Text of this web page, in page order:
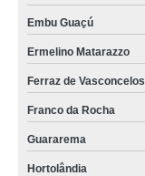
Embu Guaçú
Ermelino Matarazzo
Ferraz de Vasconcelos
Franco da Rocha
Guararema
Hortolândia